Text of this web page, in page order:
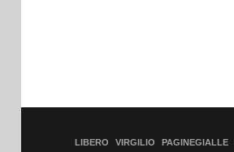
LIBERO VIRGILIO PAGINEGIALLE